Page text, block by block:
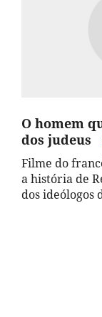
O homem
dos judeus
Filme do
a história de
dos ideólogos